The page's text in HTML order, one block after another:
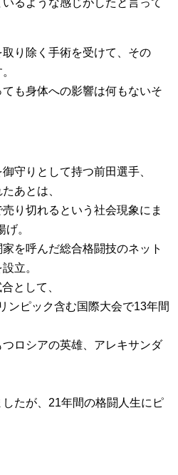
るような感じがしたと言って
り除く手術を受けて、その
も身体への影響は何もないそ
守りとして持つ前田選手、
あとは、
り切れるという社会現象にま
。
を呼んだ総合格闘技のネット
立。
として、
ンピック含む国際大会で13年間
ロシアの英雄、アレキサンダ
たが、21年間の格闘人生にピ